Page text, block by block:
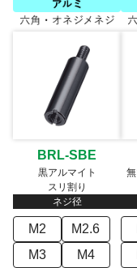
BRL-SBE
黒アルマイト
スリ割り
ネジ径
M2
M2.6
M3
M4